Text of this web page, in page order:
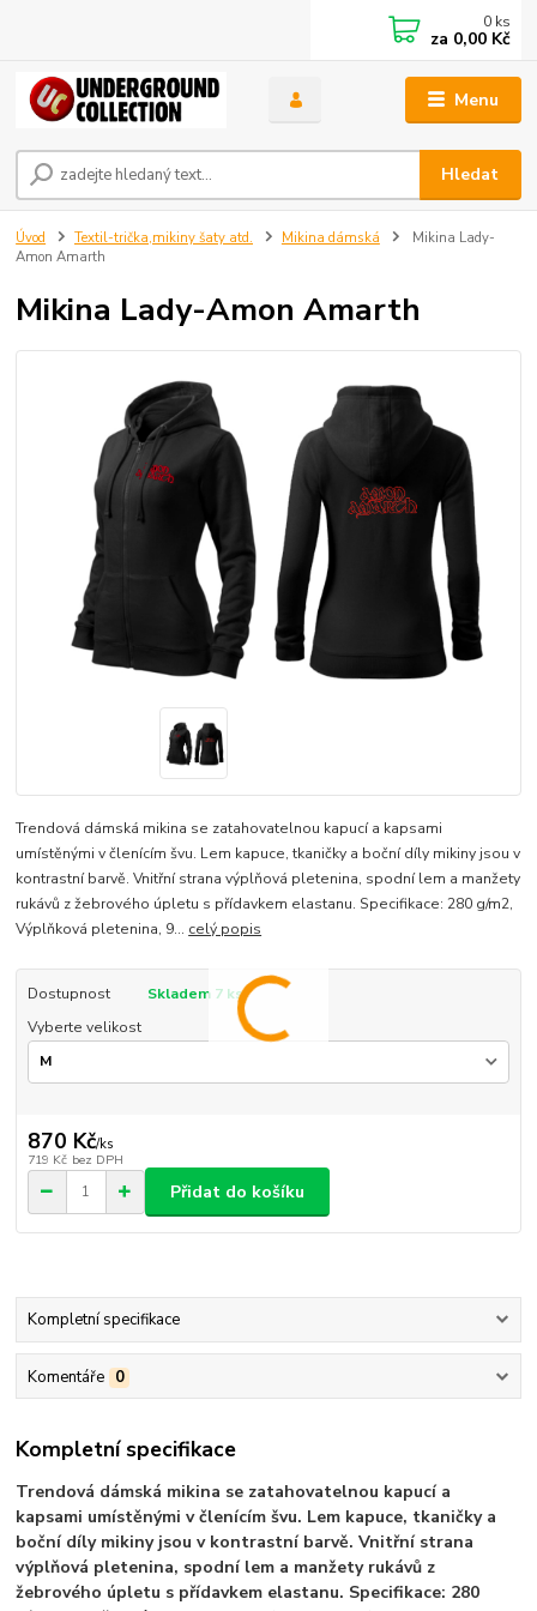
Menu
Hledat
0 ks
za 0,00 Kč
Úvod Textil-trička,mikiny šaty atd. Mikina dámská
Mikina Lady-
Amon Amarth
Mikina Lady-Amon Amarth
Trendová dámská mikina se zatahovatelnou kapucí a kapsami
umístěnými v členícím švu. Lem kapuce, tkaničky a boční díly mikiny jsou v
kontrastní barvě. Vnitřní strana výplňová pletenina, spodní lem a manžety
rukávů z žebrového úpletu s přídavkem elastanu. Specifikace: 280 g/m2,
Výplňková pletenina, 9... celý popis
Dostupnost
Skladem 7 ks
Vyberte velikost
870 Kč/ks
719 Kč bez DPH
Přidat do košíku
Kompletní specifikace
Komentáře 0
Kompletní specifikace
Trendová dámská mikina se zatahovatelnou kapucí a
kapsami umístěnými v členícím švu. Lem kapuce, tkaničky a
boční díly mikiny jsou v kontrastní barvě. Vnitřní strana
výplňová pletenina, spodní lem a manžety rukávů z
žebrového úpletu s přídavkem elastanu. Specifikace: 280